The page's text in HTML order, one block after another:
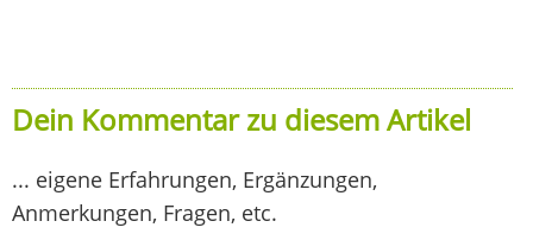
Dein Kommentar zu diesem Artikel
... eigene Erfahrungen, Ergänzungen,
Anmerkungen, Fragen, etc.